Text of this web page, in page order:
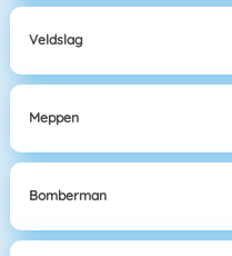
Veldslag
Meppen
Bomberman